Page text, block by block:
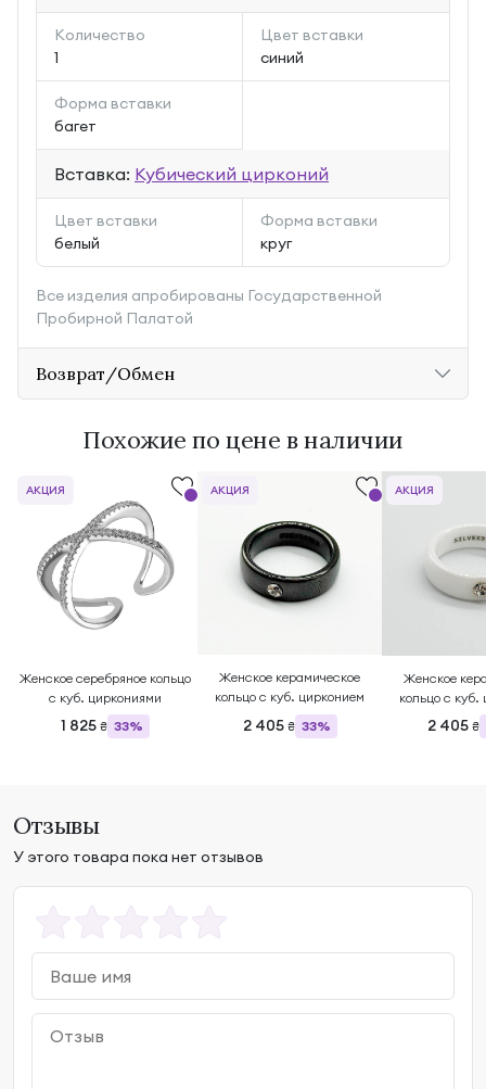
Количество
1
Цвет вставки
синий
Форма вставки
багет
Вставка: Кубический цирконий
Цвет вставки
белый
Форма вставки
круг
Все изделия апробированы Государственной
Пробирной Палатой
Возврат/Обмен
Похожие по цене в наличии
Женское серебряное кольцо
с куб. циркониями
1 825 ₴ 33%
АКЦИЯ
Женское керамическое
кольцо с куб. цирконием
2 405 ₴ 33%
АКЦИЯ
Женское
кольцо с куб.
2 405 ₴
АКЦИЯ
Отзывы
У этого товара пока нет отзывов